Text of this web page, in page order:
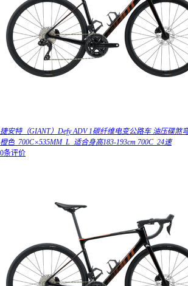
捷安特（GIANT）Defy ADV 1碳纤维电变公路车 油压碟煞
橙色_700C×535MM_L_适合身高183-193cm 700C_24速
0条评价